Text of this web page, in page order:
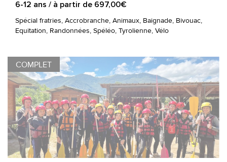
6-12 ans / à partir de 697,00€
Spécial fratries, Accrobranche, Animaux, Baignade, Bivouac,
Equitation, Randonnées, Spéléo, Tyrolienne, Vélo
COMPLET